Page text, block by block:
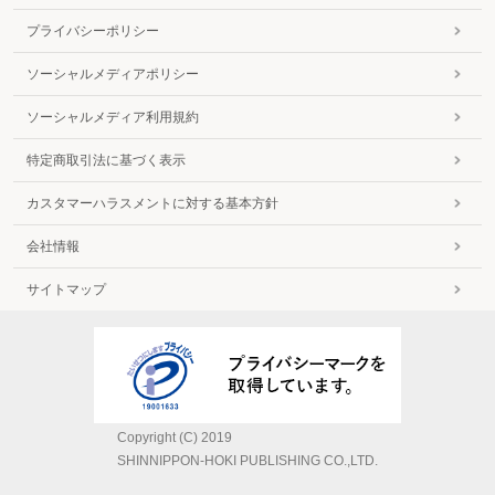
プライバシーポリシー
ソーシャルメディアポリシー
ソーシャルメディア利用規約
特定商取引法に基づく表示
カスタマーハラスメントに対する基本方針
会社情報
サイトマップ
Copyright (C) 2019
SHINNIPPON-HOKI PUBLISHING CO.,LTD.